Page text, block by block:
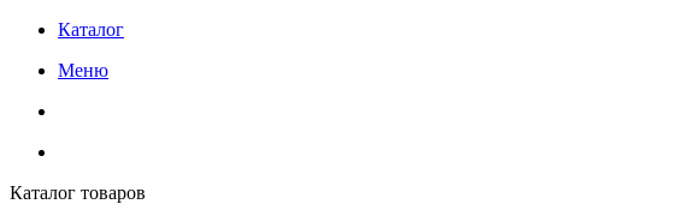
Каталог
Меню
Каталог товаров